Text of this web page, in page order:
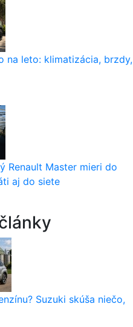
na leto: klimatizácia, brzdy,
Renault Master mieri do
aj do siete
Suzuki skúša niečo,